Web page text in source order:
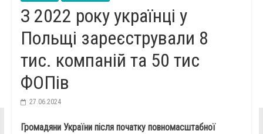
З 2022 року українці у
Польщі зареєстрували 8
тис. компаній та 50 тис
ФОПів
27.06.2024
Громадяни України після початку повномасштабної